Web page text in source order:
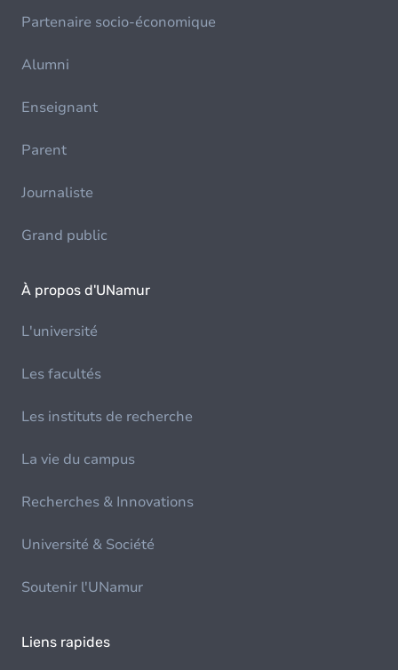
Partenaire socio-économique
Alumni
Enseignant
Parent
Journaliste
Grand public
À propos d'UNamur
L'université
Les facultés
Les instituts de recherche
La vie du campus
Recherches & Innovations
Université & Société
Soutenir l'UNamur
Liens rapides